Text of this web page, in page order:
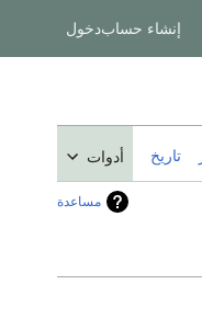
إنشاء حسابدخول
تاريخ أدوات
مساعدة